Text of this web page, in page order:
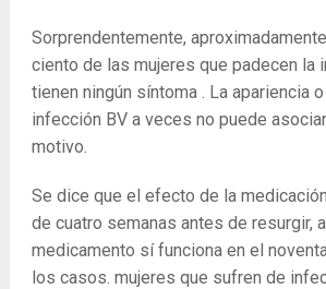
Sorprendentemente,
ciento de las mujeres que padecen la
tienen ningún síntoma . La apariencia
infección BV a veces no puede
motivo.
Se dice que el efecto de la
de cuatro semanas antes de resurgir,
medicamento sí funciona en el
los casos. mujeres que sufren de